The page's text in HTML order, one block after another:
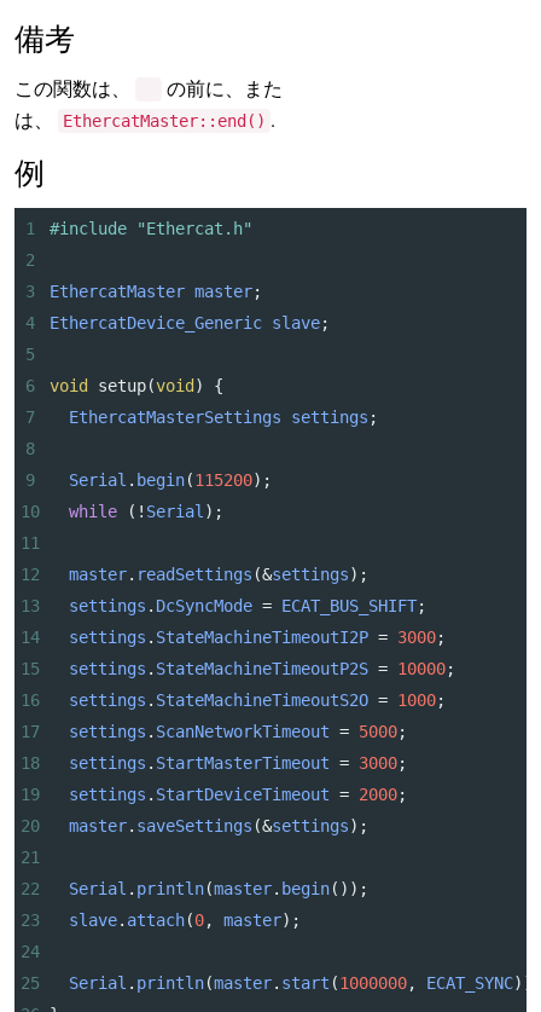
備考
この関数は、
の前に、また
は、
EthercatMaster::end() .
例
1
#include "Ethercat.h"
2
3
EthercatMaster master;
4
EthercatDevice_Generic slave;
5
6
void setup(void ) {
7
EthercatMasterSettings settings ;
8
9
Serial . begin(115200);
10
while ( ! Serial );
11
12
master. readSettings (&settings);
13
settings . DcSyncMode = ECAT_BUS_SHIFT;
14
settings . StateMachineTimeoutI2P = 3000;
15
settings . StateMachineTimeoutP2S = 10000;
16
settings . StateMachineTimeoutS2O = 1000;
17
settings . ScanNetworkTimeout = 5000;
18
settings . StartMasterTimeout = 3000;
19
settings . StartDeviceTimeout = 2000;
20
master. saveSettings (&settings);
21
22
Serial . println(master. begin());
23
slave. attach(0, master);
24
25
Serial . println(master. start (1000000, ECAT_SYNC));